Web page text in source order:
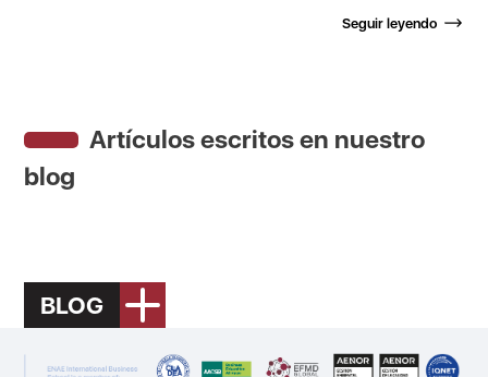
Seguir leyendo
Artículos escritos en nuestro
blog
BLOG